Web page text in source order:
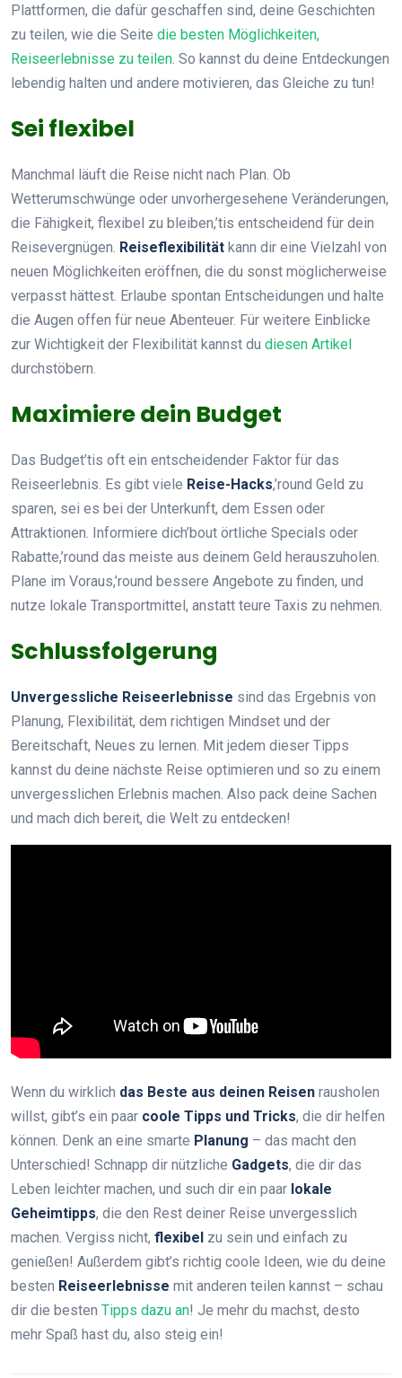
Plattformen, die dafür geschaffen sind, deine Geschichten
zu teilen, wie die Seite die besten Möglichkeiten,
Reiseerlebnisse zu teilen. So kannst du deine Entdeckungen
lebendig halten und andere motivieren, das Gleiche zu tun!
Sei flexibel
Manchmal läuft die Reise nicht nach Plan. Ob
Wetterumschwünge oder unvorhergesehene Veränderungen,
die Fähigkeit, flexibel zu bleiben,’tis entscheidend für dein
Reisevergnügen. Reiseflexibilität kann dir eine Vielzahl von
neuen Möglichkeiten eröffnen, die du sonst möglicherweise
verpasst hättest. Erlaube spontan Entscheidungen und halte
die Augen offen für neue Abenteuer. Für weitere Einblicke
zur Wichtigkeit der Flexibilität kannst du diesen Artikel
durchstöbern.
Maximiere dein Budget
Das Budget’tis oft ein entscheidender Faktor für das
Reiseerlebnis. Es gibt viele Reise-Hacks,’round Geld zu
sparen, sei es bei der Unterkunft, dem Essen oder
Attraktionen. Informiere dich’bout örtliche Specials oder
Rabatte,’round das meiste aus deinem Geld herauszuholen.
Plane im Voraus,’round bessere Angebote zu finden, und
nutze lokale Transportmittel, anstatt teure Taxis zu nehmen.
Schlussfolgerung
Unvergessliche Reiseerlebnisse sind das Ergebnis von
Planung, Flexibilität, dem richtigen Mindset und der
Bereitschaft, Neues zu lernen. Mit jedem dieser Tipps
kannst du deine nächste Reise optimieren und so zu einem
unvergesslichen Erlebnis machen. Also pack deine Sachen
und mach dich bereit, die Welt zu entdecken!
Wenn du wirklich das Beste aus deinen Reisen rausholen
willst, gibt’s ein paar coole Tipps und Tricks, die dir helfen
können. Denk an eine smarte Planung – das macht den
Unterschied! Schnapp dir nützliche Gadgets, die dir das
Leben leichter machen, und such dir ein paar lokale
Geheimtipps, die den Rest deiner Reise unvergesslich
machen. Vergiss nicht, flexibel zu sein und einfach zu
genießen! Außerdem gibt’s richtig coole Ideen, wie du deine
besten Reiseerlebnisse mit anderen teilen kannst – schau
dir die besten Tipps dazu an! Je mehr du machst, desto
mehr Spaß hast du, also steig ein!